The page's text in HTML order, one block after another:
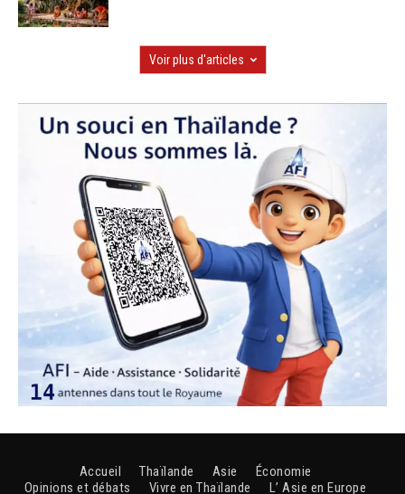
Voir plus d'articles
Accueil Thaïlande Asie
Économie
Opinions et débats
Vivre en Thaïlande L’ Asie en Europe